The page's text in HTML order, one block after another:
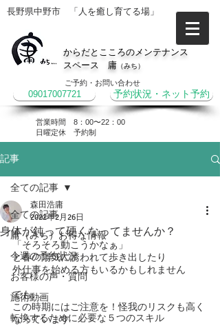
長野県中野市 「人を癒し育てる場」
からだとこころのメンテナンス
スペース 庸 （みち）
ご予約・お問い合わせ
09017007721 予約状況・ネット予約
営業時間 8：00〜22：00
​日曜定休 予約制
記事
全ての記事
庸（みち）お得な情報
今週の予約状況
お客様の声・質問
施術動画
転換するために必要な５つのスキル
全ての記事
身体が鈍って硬くなってませんか？
森田浩庸
2022年2月26日
「そろそろ動こうかなぁ」
と春の陽気に誘われて歩き出したり
外仕事を始める方もいるかもしれません
でも…
この時期にはご注意を！怪我のリスクも高く
なっています